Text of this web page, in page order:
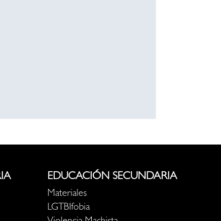
EDUCACIÓN SECUNDARIA
Materiales
LGTBIfobia